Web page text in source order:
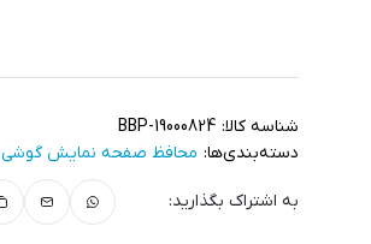
شناسه کالا: BBP-19000824
دسته‌بندی‌ها: محافظ صفحه نمایش گوشی
به اشتراک بگذارید: